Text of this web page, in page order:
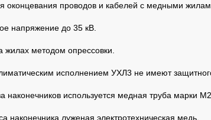
оконцевания проводов и кабелей с медными
напряжение до 35 кВ.
жилах методом опрессовки.
исполнением УХЛ3 не имеют
наконечников используется медная труба марки
наконечника луженая электротехническая медь.